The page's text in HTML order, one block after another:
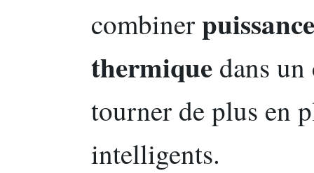
combinerpuissance
thermique dans
tourner de plus en
intelligents.